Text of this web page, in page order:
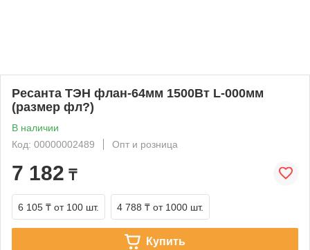
Ресанта ТЭН флан-64мм 1500Вт L-000мм
(размер фл?)
В наличии
Код: 00000002489
Опт и розница
7 182 ₸
6 105 ₸ от 100 шт. 4 788 ₸ от 1000 шт.
Купить